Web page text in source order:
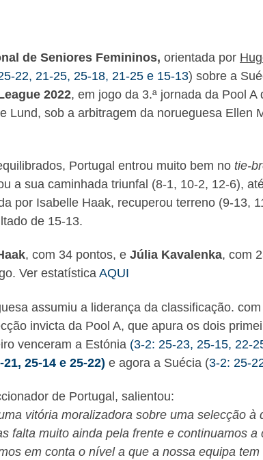
de Seniores Femininos, orientada por
22, 21-25, 25-18, 21-25 e 15-13) sobre a
2022, em jogo da 3.ª jornada da Pool
Lund, sob a arbitragem da norueguesa Ellen
Portugal entrou muito bem no tie-
a sua caminhada triunfal (8-1, 10-2, 12-6),
por Isabelle Haak, recuperou terreno (9-13,
de 15-13.
, com 34 pontos, e Júlia Kavalenka, com
Ver estatística AQUI
assumiu a liderança da classificação.
invicta da Pool A, que apura os dois
venceram a Estónia (3-2: 25-23, 25-15, 22-
21, 25-14 e 25-22) e agora a Suécia (3-2: 25-
de Portugal, salientou:
vitória moralizadora sobre uma selecção
falta muito ainda pela frente e continuamos a
em conta o nível a que a nossa equipa tem